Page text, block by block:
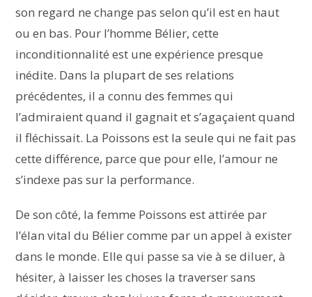
son regard ne change pas selon qu’il est en haut
ou en bas. Pour l’homme Bélier, cette
inconditionnalité est une expérience presque
inédite. Dans la plupart de ses relations
précédentes, il a connu des femmes qui
l’admiraient quand il gagnait et s’agaçaient quand
il fléchissait. La Poissons est la seule qui ne fait pas
cette différence, parce que pour elle, l’amour ne
s’indexe pas sur la performance.
De son côté, la femme Poissons est attirée par
l’élan vital du Bélier comme par un appel à exister
dans le monde. Elle qui passe sa vie à se diluer, à
hésiter, à laisser les choses la traverser sans